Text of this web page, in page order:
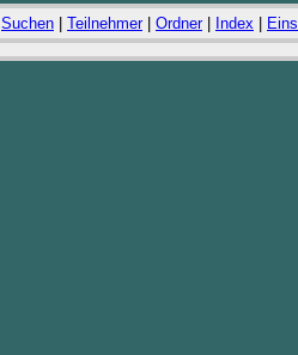
Suchen Teilnehmer| Ordner| Index